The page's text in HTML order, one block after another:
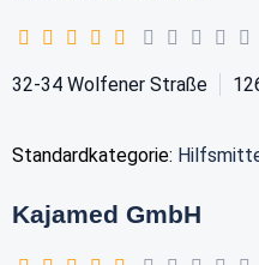
32-34 Wolfener Straße
Standardkategorie:
Kajamed GmbH